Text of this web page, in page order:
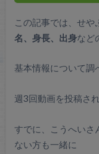
この記事では、せ
名、身長、出身など
基本情報について調
週3回動画を投稿さ
すでに、こうへいさ
ない方も一緒に